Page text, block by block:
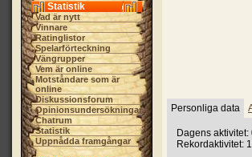
Statistik
Vad är nytt
Vinnare
Ratinglistor
Spelarförteckning
Vängrupper
Vem är online
Motståndare som är
online
Diskussionsforum
Opinionsundersökningar
Chatrum
Statistik
Uppnådda framgångar
Personliga data
Dagens aktivitet:
Rekordaktivitet: